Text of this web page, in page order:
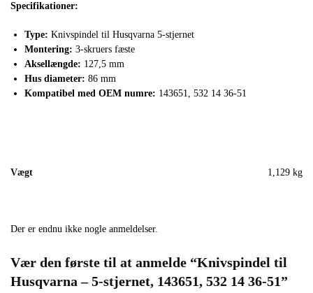
Specifikationer:
Type: Knivspindel til Husqvarna 5-stjernet
Montering: 3-skruers fæste
Aksellængde: 127,5 mm
Hus diameter: 86 mm
Kompatibel med OEM numre: 143651, 532 14 36-51
Vægt 1,129 kg
Der er endnu ikke nogle anmeldelser.
Vær den første til at anmelde “Knivspindel til
Husqvarna – 5-stjernet, 143651, 532 14 36-51”